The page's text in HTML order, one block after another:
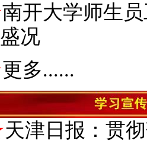
南开大学师生
况
更多......
天津日报：贯